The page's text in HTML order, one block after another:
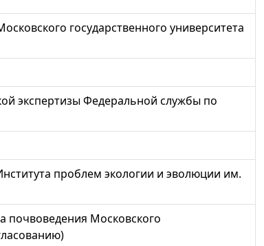
государственного университета
экспертизы Федеральной службы по
проблем экологии и эволюции им.
почвоведения Московского